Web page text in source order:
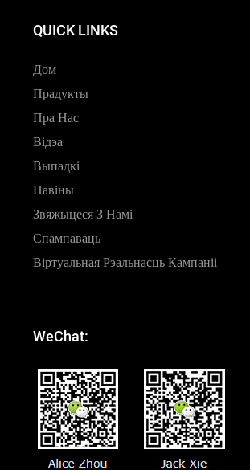
QUICK LINKS
Дом
Прадукты
Пра Нас
Відэа
Выпадкі
Навіны
Звяжыцеся З Намі
Спампаваць
Віртуальная Рэальнасць Кампаніі
WeChat: